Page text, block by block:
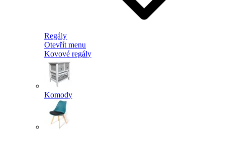
Regály
Otevřít menu
Kovové regály
Komody